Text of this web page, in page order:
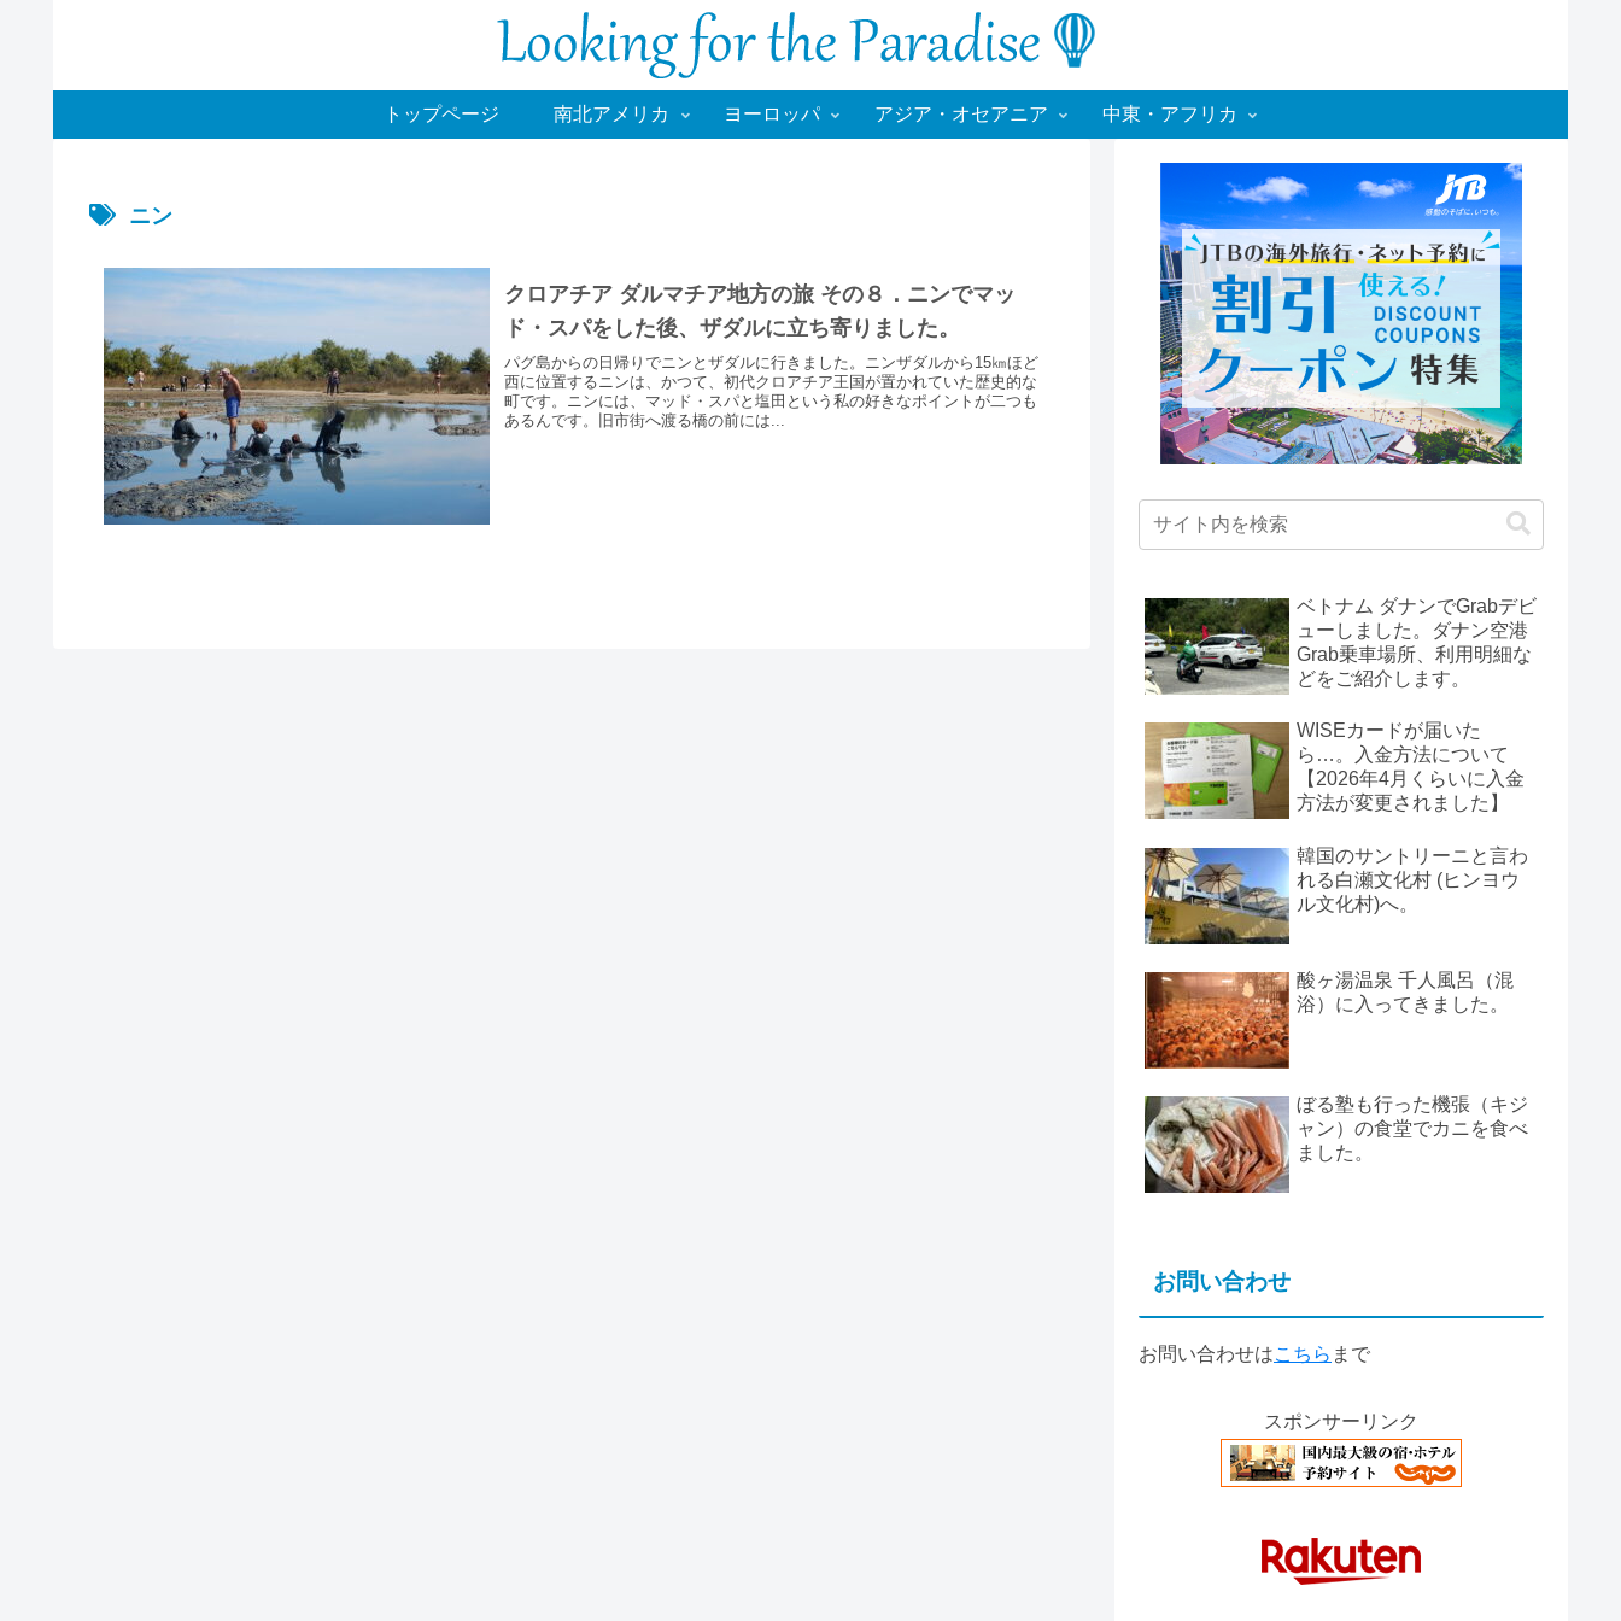
トップページ 南北アメリカ ヨーロッパ アジア・オセアニア 中東・アフリカ
ニン
クロアチア ダルマチア地方の旅 その８．ニンでマッ
ド・スパをした後、ザダルに立ち寄りました。
パグ島からの日帰りでニンとザダルに行きました。ニンザダルから15㎞ほど
西に位置するニンは、かつて、初代クロアチア王国が置かれていた歴史的な
町です。ニンには、マッド・スパと塩田という私の好きなポイントが二つも
あるんです。旧市街へ渡る橋の前には...
ベトナム ダナンでGrabデビ
ューしました。ダナン空港
Grab乗車場所、利用明細な
どをご紹介します。
WISEカードが届いた
ら…。入金方法について
【2026年4月くらいに入金
方法が変更されました】
韓国のサントリーニと言わ
れる白瀬文化村 (ヒンヨウ
ル文化村)へ。
酸ヶ湯温泉 千人風呂（混
浴）に入ってきました。
ぼる塾も行った機張（キジ
ャン）の食堂でカニを食べ
ました。
お問い合わせ
お問い合わせはこちら まで
スポンサーリンク